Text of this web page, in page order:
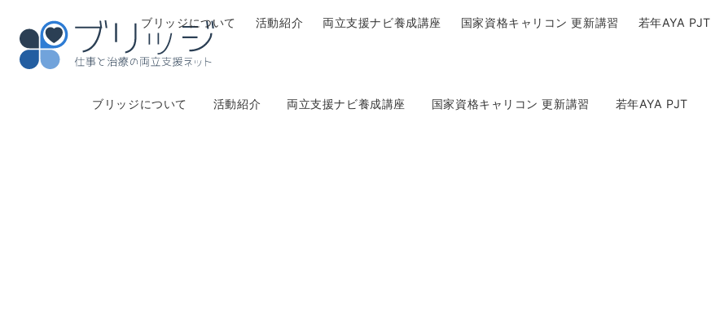
ブリッジについて 活動紹介 両立支援ナビ養成講座 国家資格キャリコン 更新講習 若年AYA PJT
ブリッジについて 活動紹介 両立支援ナビ養成講座 国家資格キャリコン 更新講習 若年AYA PJT
2020｜ブリッジ主催活動実績